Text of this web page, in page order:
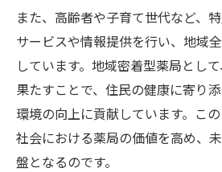
また、高齢者や子育て世代など、
サービスや情報提供を行い、地域
しています。地域密着型薬局とし
果たすことで、住民の健康に寄り
環境の向上に貢献しています。こ
社会における薬局の価値を高め、
盤となるのです。